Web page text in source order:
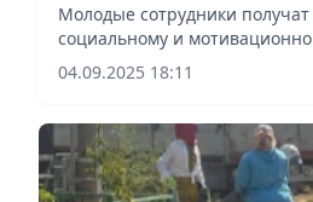
Молодые сотрудники получат
социальному и
сообщает Vecher.kz.
04.09.2025 18:11